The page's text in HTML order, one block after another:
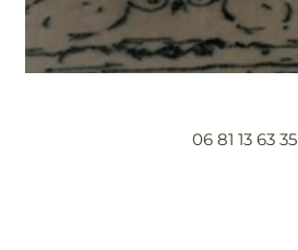
06 81 13 63 35